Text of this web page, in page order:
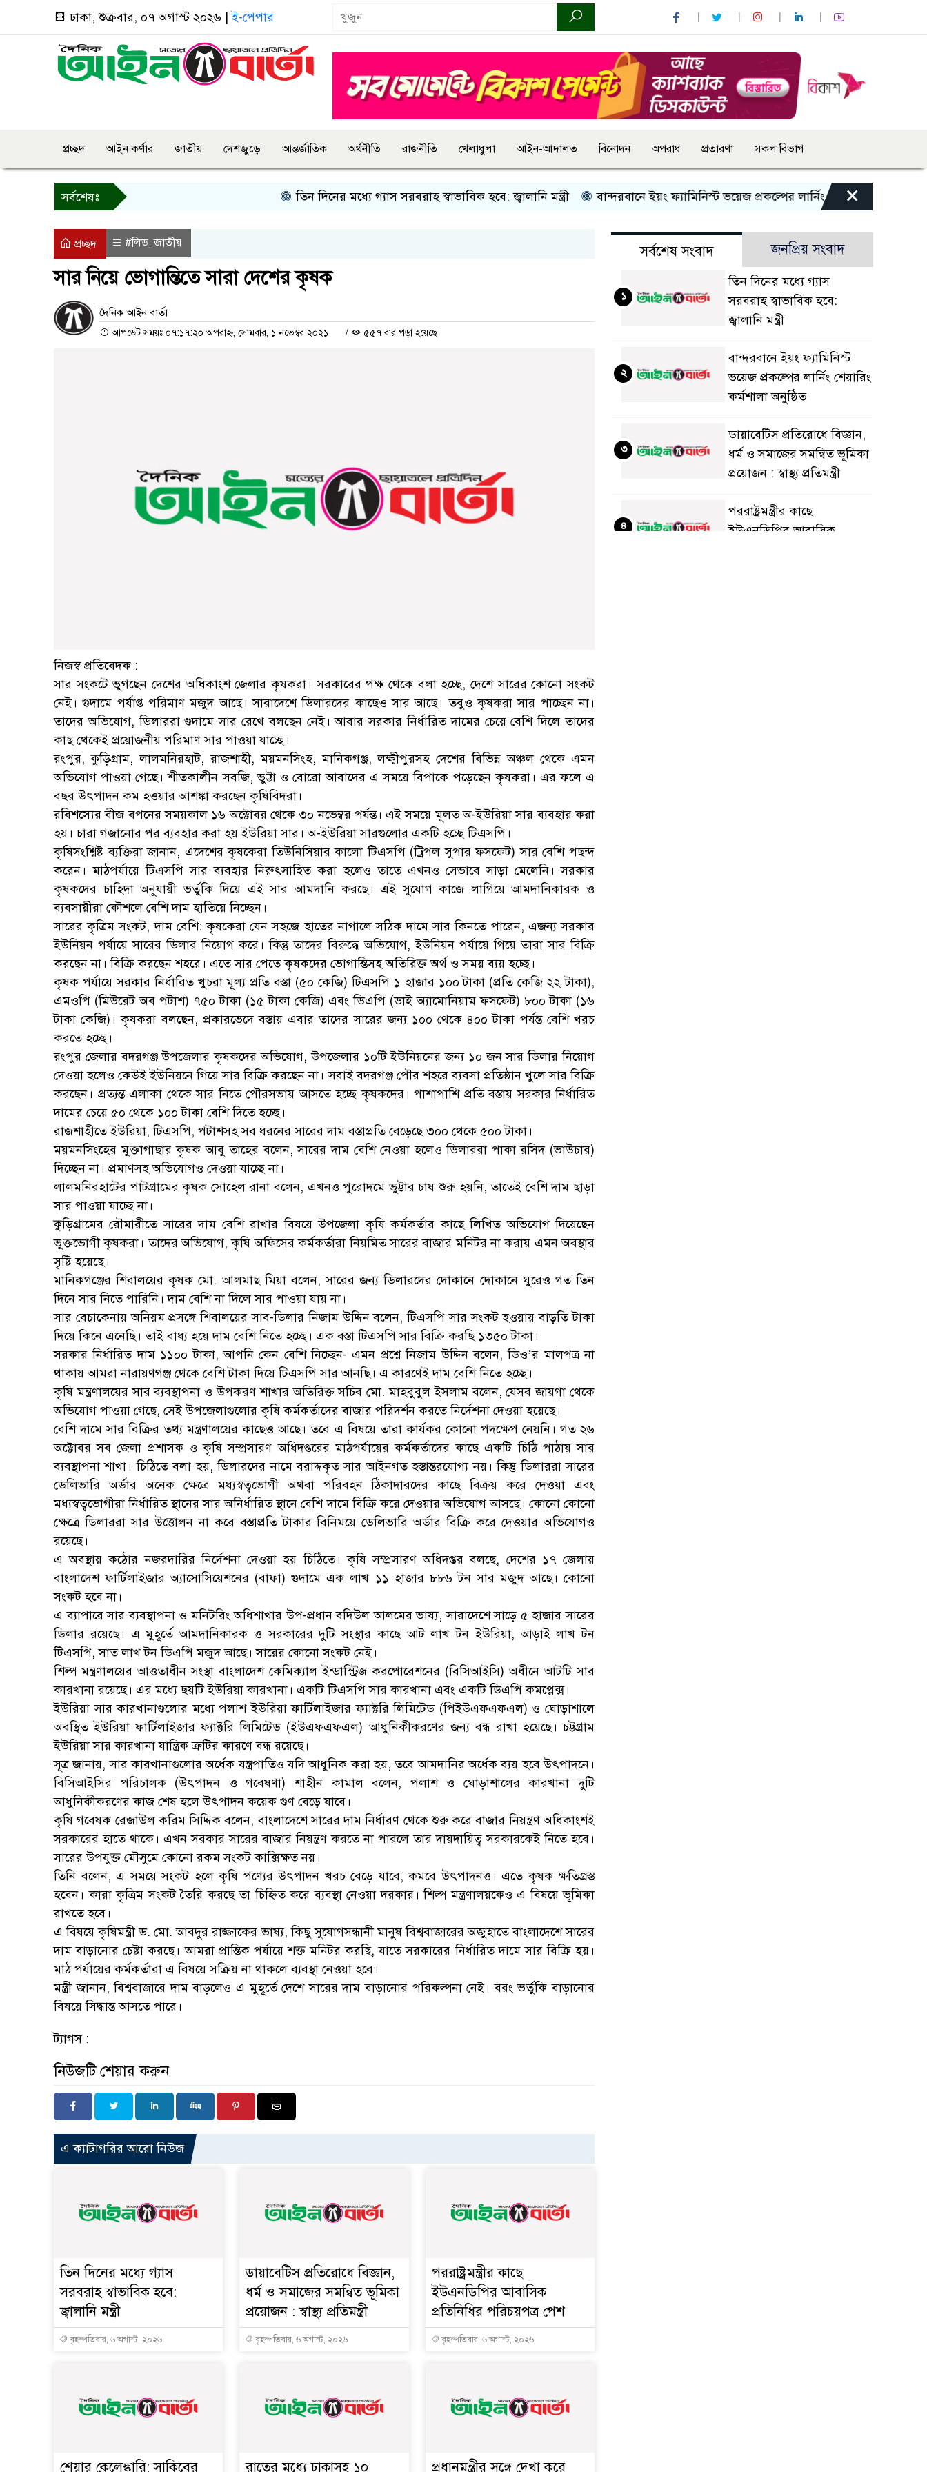
ঢাকা, শুক্রবার, ০৭ অগাস্ট ২০২৬ |ই-পেপার
প্রচ্ছদ আইন কর্ণার জাতীয় দেশজুড়ে আন্তর্জাতিক অর্থনীতি রাজনীতি খেলাধুলা আইন-আদালত বিনোদন অপরাধ প্রতারণা সকল বিভাগ
সর্বশেষঃ তিন দিনের মধ্যে গ্যাস সরবরাহ স্বাভাবিক হবে: জ্বালানি মন্ত্রী বান্দরবানে ইয়ং ফ্যামিনিস্ট ভয়েজ প্রকল্পের লার্নিং শেয়ারিং কর্মশালা অনুষ্ঠিত
×
প্রচ্ছদ #লিড,জাতীয়
সার নিয়ে ভোগান্তিতে সারা দেশের কৃষক
দৈনিক আইন বার্তা
আপডেট সময়ঃ ০৭:১৭:২০ অপরাহ্ন, সোমবার, ১ নভেম্বর ২০২১ / ৫৫৭ বার পড়া হয়েছে
নিজস্ব প্রতিবেদক :
সার সংকটে ভুগছেন দেশের অধিকাংশ জেলার কৃষকরা। সরকারের পক্ষ থেকে বলা হচ্ছে, দেশে সারের কোনো সংকট
নেই। গুদামে পর্যাপ্ত পরিমাণ মজুদ আছে। সারাদেশে ডিলারদের কাছেও সার আছে। তবুও কৃষকরা সার পাচ্ছেন না।
তাদের অভিযোগ, ডিলাররা গুদামে সার রেখে বলছেন নেই। আবার সরকার নির্ধারিত দামের চেয়ে বেশি দিলে তাদের
কাছ থেকেই প্রয়োজনীয় পরিমাণ সার পাওয়া যাচ্ছে।
রংপুর, কুড়িগ্রাম, লালমনিরহাট, রাজশাহী, ময়মনসিংহ, মানিকগঞ্জ, লক্ষ্মীপুরসহ দেশের বিভিন্ন অঞ্চল থেকে এমন
অভিযোগ পাওয়া গেছে। শীতকালীন সবজি, ভুট্টা ও বোরো আবাদের এ সময়ে বিপাকে পড়েছেন কৃষকরা। এর ফলে এ
বছর উৎপাদন কম হওয়ার আশঙ্কা করছেন কৃষিবিদরা।
রবিশস্যের বীজ বপনের সময়কাল ১৬ অক্টোবর থেকে ৩০ নভেম্বর পর্যন্ত। এই সময়ে মূলত অ-ইউরিয়া সার ব্যবহার করা
হয়। চারা গজানোর পর ব্যবহার করা হয় ইউরিয়া সার। অ-ইউরিয়া সারগুলোর একটি হচ্ছে টিএসপি।
কৃষিসংশ্নিষ্ট ব্যক্তিরা জানান, এদেশের কৃষকেরা তিউনিসিয়ার কালো টিএসপি (ট্রিপল সুপার ফসফেট) সার বেশি পছন্দ
করেন। মাঠপর্যায়ে টিএসপি সার ব্যবহার নিরুৎসাহিত করা হলেও তাতে এখনও সেভাবে সাড়া মেলেনি। সরকার
কৃষকদের চাহিদা অনুযায়ী ভর্তুকি দিয়ে এই সার আমদানি করছে। এই সুযোগ কাজে লাগিয়ে আমদানিকারক ও
ব্যবসায়ীরা কৌশলে বেশি দাম হাতিয়ে নিচ্ছেন।
সারের কৃত্রিম সংকট, দাম বেশি: কৃষকেরা যেন সহজে হাতের নাগালে সঠিক দামে সার কিনতে পারেন, এজন্য সরকার
ইউনিয়ন পর্যায়ে সারের ডিলার নিয়োগ করে। কিন্তু তাদের বিরুদ্ধে অভিযোগ, ইউনিয়ন পর্যায়ে গিয়ে তারা সার বিক্রি
করছেন না। বিক্রি করছেন শহরে। এতে সার পেতে কৃষকদের ভোগান্তিসহ অতিরিক্ত অর্থ ও সময় ব্যয় হচ্ছে।
কৃষক পর্যায়ে সরকার নির্ধারিত খুচরা মূল্য প্রতি বস্তা (৫০ কেজি) টিএসপি ১ হাজার ১০০ টাকা (প্রতি কেজি ২২ টাকা),
এমওপি (মিউরেট অব পটাশ) ৭৫০ টাকা (১৫ টাকা কেজি) এবং ডিএপি (ডাই অ্যামোনিয়াম ফসফেট) ৮০০ টাকা (১৬
টাকা কেজি)। কৃষকরা বলছেন, প্রকারভেদে বস্তায় এবার তাদের সারের জন্য ১০০ থেকে ৪০০ টাকা পর্যন্ত বেশি খরচ
করতে হচ্ছে।
রংপুর জেলার বদরগঞ্জ উপজেলার কৃষকদের অভিযোগ, উপজেলার ১০টি ইউনিয়নের জন্য ১০ জন সার ডিলার নিয়োগ
দেওয়া হলেও কেউই ইউনিয়নে গিয়ে সার বিক্রি করছেন না। সবাই বদরগঞ্জ পৌর শহরে ব্যবসা প্রতিষ্ঠান খুলে সার বিক্রি
করছেন। প্রত্যন্ত এলাকা থেকে সার নিতে পৌরসভায় আসতে হচ্ছে কৃষকদের। পাশাপাশি প্রতি বস্তায় সরকার নির্ধারিত
দামের চেয়ে ৫০ থেকে ১০০ টাকা বেশি দিতে হচ্ছে।
রাজশাহীতে ইউরিয়া, টিএসপি, পটাশসহ সব ধরনের সারের দাম বস্তাপ্রতি বেড়েছে ৩০০ থেকে ৫০০ টাকা।
ময়মনসিংহের মুক্তাগাছার কৃষক আবু তাহের বলেন, সারের দাম বেশি নেওয়া হলেও ডিলাররা পাকা রসিদ (ভাউচার)
দিচ্ছেন না। প্রমাণসহ অভিযোগও দেওয়া যাচ্ছে না।
লালমনিরহাটের পাটগ্রামের কৃষক সোহেল রানা বলেন, এখনও পুরোদমে ভুট্টার চাষ শুরু হয়নি, তাতেই বেশি দাম ছাড়া
সার পাওয়া যাচ্ছে না।
কুড়িগ্রামের রৌমারীতে সারের দাম বেশি রাখার বিষয়ে উপজেলা কৃষি কর্মকর্তার কাছে লিখিত অভিযোগ দিয়েছেন
ভুক্তভোগী কৃষকরা। তাদের অভিযোগ, কৃষি অফিসের কর্মকর্তারা নিয়মিত সারের বাজার মনিটর না করায় এমন অবস্থার
সৃষ্টি হয়েছে।
মানিকগঞ্জের শিবালয়ের কৃষক মো. আলমাছ মিয়া বলেন, সারের জন্য ডিলারদের দোকানে দোকানে ঘুরেও গত তিন
দিনে সার নিতে পারিনি। দাম বেশি না দিলে সার পাওয়া যায় না।
সার বেচাকেনায় অনিয়ম প্রসঙ্গে শিবালয়ের সাব-ডিলার নিজাম উদ্দিন বলেন, টিএসপি সার সংকট হওয়ায় বাড়তি টাকা
দিয়ে কিনে এনেছি। তাই বাধ্য হয়ে দাম বেশি নিতে হচ্ছে। এক বস্তা টিএসপি সার বিক্রি করছি ১৩৫০ টাকা।
সরকার নির্ধারিত দাম ১১০০ টাকা, আপনি কেন বেশি নিচ্ছেন- এমন প্রশ্নে নিজাম উদ্দিন বলেন, ডিও’র মালপত্র না
থাকায় আমরা নারায়ণগঞ্জ থেকে বেশি টাকা দিয়ে টিএসপি সার আনছি। এ কারণেই দাম বেশি নিতে হচ্ছে।
কৃষি মন্ত্রণালয়ের সার ব্যবস্থাপনা ও উপকরণ শাখার অতিরিক্ত সচিব মো. মাহবুবুল ইসলাম বলেন, যেসব জায়গা থেকে
অভিযোগ পাওয়া গেছে, সেই উপজেলাগুলোর কৃষি কর্মকর্তাদের বাজার পরিদর্শন করতে নির্দেশনা দেওয়া হয়েছে।
বেশি দামে সার বিক্রির তথ্য মন্ত্রণালয়ের কাছেও আছে। তবে এ বিষয়ে তারা কার্যকর কোনো পদক্ষেপ নেয়নি। গত ২৬
অক্টোবর সব জেলা প্রশাসক ও কৃষি সম্প্রসারণ অধিদপ্তরের মাঠপর্যায়ের কর্মকর্তাদের কাছে একটি চিঠি পাঠায় সার
ব্যবস্থাপনা শাখা। চিঠিতে বলা হয়, ডিলারদের নামে বরাদ্দকৃত সার আইনগত হস্তান্তরযোগ্য নয়। কিন্তু ডিলাররা সারের
ডেলিভারি অর্ডার অনেক ক্ষেত্রে মধ্যস্বত্বভোগী অথবা পরিবহন ঠিকাদারদের কাছে বিক্রয় করে দেওয়া এবং
মধ্যস্বত্বভোগীরা নির্ধারিত স্থানের সার অনির্ধারিত স্থানে বেশি দামে বিক্রি করে দেওয়ার অভিযোগ আসছে। কোনো কোনো
ক্ষেত্রে ডিলাররা সার উত্তোলন না করে বস্তাপ্রতি টাকার বিনিময়ে ডেলিভারি অর্ডার বিক্রি করে দেওয়ার অভিযোগও
রয়েছে।
এ অবস্থায় কঠোর নজরদারির নির্দেশনা দেওয়া হয় চিঠিতে। কৃষি সম্প্রসারণ অধিদপ্তর বলছে, দেশের ১৭ জেলায়
বাংলাদেশ ফার্টিলাইজার অ্যাসোসিয়েশনের (বাফা) গুদামে এক লাখ ১১ হাজার ৮৮৬ টন সার মজুদ আছে। কোনো
সংকট হবে না।
এ ব্যাপারে সার ব্যবস্থাপনা ও মনিটরিং অধিশাখার উপ-প্রধান বদিউল আলমের ভাষ্য, সারাদেশে সাড়ে ৫ হাজার সারের
ডিলার রয়েছে। এ মুহূর্তে আমদানিকারক ও সরকারের দুটি সংস্থার কাছে আট লাখ টন ইউরিয়া, আড়াই লাখ টন
টিএসপি, সাত লাখ টন ডিএপি মজুদ আছে। সারের কোনো সংকট নেই।
শিল্প মন্ত্রণালয়ের আওতাধীন সংস্থা বাংলাদেশ কেমিক্যাল ইন্ডাস্ট্রিজ করপোরেশনের (বিসিআইসি) অধীনে আটটি সার
কারখানা রয়েছে। এর মধ্যে ছয়টি ইউরিয়া কারখানা। একটি টিএসপি সার কারখানা এবং একটি ডিএপি কমপ্লেক্স।
ইউরিয়া সার কারখানাগুলোর মধ্যে পলাশ ইউরিয়া ফার্টিলাইজার ফ্যাক্টরি লিমিটেড (পিইউএফএফএল) ও ঘোড়াশালে
অবস্থিত ইউরিয়া ফার্টিলাইজার ফ্যাক্টরি লিমিটেড (ইউএফএফএল) আধুনিকীকরণের জন্য বন্ধ রাখা হয়েছে। চট্টগ্রাম
ইউরিয়া সার কারখানা যান্ত্রিক ত্রুটির কারণে বন্ধ রয়েছে।
সূত্র জানায়, সার কারখানাগুলোর অর্ধেক যন্ত্রপাতিও যদি আধুনিক করা হয়, তবে আমদানির অর্ধেক ব্যয় হবে উৎপাদনে।
বিসিআইসির পরিচালক (উৎপাদন ও গবেষণা) শাহীন কামাল বলেন, পলাশ ও ঘোড়াশালের কারখানা দুটি
আধুনিকীকরণের কাজ শেষ হলে উৎপাদন কয়েক গুণ বেড়ে যাবে।
কৃষি গবেষক রেজাউল করিম সিদ্দিক বলেন, বাংলাদেশে সারের দাম নির্ধারণ থেকে শুরু করে বাজার নিয়ন্ত্রণ অধিকাংশই
সরকারের হাতে থাকে। এখন সরকার সারের বাজার নিয়ন্ত্রণ করতে না পারলে তার দায়দায়িত্ব সরকারকেই নিতে হবে।
সারের উপযুক্ত মৌসুমে কোনো রকম সংকট কাক্সিক্ষত নয়।
তিনি বলেন, এ সময়ে সংকট হলে কৃষি পণ্যের উৎপাদন খরচ বেড়ে যাবে, কমবে উৎপাদনও। এতে কৃষক ক্ষতিগ্রস্ত
হবেন। কারা কৃত্রিম সংকট তৈরি করছে তা চিহ্নিত করে ব্যবস্থা নেওয়া দরকার। শিল্প মন্ত্রণালয়কেও এ বিষয়ে ভূমিকা
রাখতে হবে।
এ বিষয়ে কৃষিমন্ত্রী ড. মো. আবদুর রাজ্জাকের ভাষ্য, কিছু সুযোগসন্ধানী মানুষ বিশ্ববাজারের অজুহাতে বাংলাদেশে সারের
দাম বাড়ানোর চেষ্টা করছে। আমরা প্রান্তিক পর্যায়ে শক্ত মনিটর করছি, যাতে সরকারের নির্ধারিত দামে সার বিক্রি হয়।
মাঠ পর্যায়ের কর্মকর্তারা এ বিষয়ে সক্রিয় না থাকলে ব্যবস্থা নেওয়া হবে।
মন্ত্রী জানান, বিশ্ববাজারে দাম বাড়লেও এ মুহূর্তে দেশে সারের দাম বাড়ানোর পরিকল্পনা নেই। বরং ভর্তুকি বাড়ানোর
বিষয়ে সিদ্ধান্ত আসতে পারে।
ট্যাগস :
নিউজটি শেয়ার করুন
এ ক্যাটাগরির আরো নিউজ
তিন দিনের মধ্যে গ্যাস
সরবরাহ স্বাভাবিক হবে:
জ্বালানি মন্ত্রী
বৃহস্পতিবার, ৬ অগাস্ট, ২০২৬
ডায়াবেটিস প্রতিরোধে বিজ্ঞান,
ধর্ম ও সমাজের সমন্বিত ভূমিকা
প্রয়োজন : স্বাস্থ্য প্রতিমন্ত্রী
বৃহস্পতিবার, ৬ অগাস্ট, ২০২৬
পররাষ্ট্রমন্ত্রীর কা‌ছে
ইউএনডিপির আবাসিক
প্রতিনিধির পরিচয়পত্র পেশ
বৃহস্পতিবার, ৬ অগাস্ট, ২০২৬
শেয়ার কেলেঙ্কারি: সাকিবের রাতের মধ্যে ঢাকাসহ ১০ প্রধানমন্ত্রীর সঙ্গে দেখা করে
সর্বশেষ সংবাদ জনপ্রিয় সংবাদ
তিন দিনের মধ্যে গ্যাস
সরবরাহ স্বাভাবিক হবে:
জ্বালানি মন্ত্রী
১
বান্দরবানে ইয়ং ফ্যামিনিস্ট
ভয়েজ প্রকল্পের লার্নিং শেয়ারিং
কর্মশালা অনুষ্ঠিত
২
ডায়াবেটিস প্রতিরোধে বিজ্ঞান,
ধর্ম ও সমাজের সমন্বিত ভূমিকা
প্রয়োজন : স্বাস্থ্য প্রতিমন্ত্রী
৩
পররাষ্ট্রমন্ত্রীর কা‌ছে
ইউএনডিপির আবাসিক
৪